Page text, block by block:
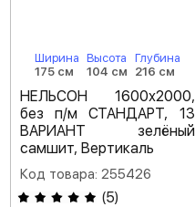
Ширина
175 см
Высота
104 см
Глубина
216 см
НЕЛЬСОН 1600х2000,
без п/м СТАНДАРТ, 13
ВАРИАНТ зелёный
самшит, Вертикаль
Код товара: 255426
(5)